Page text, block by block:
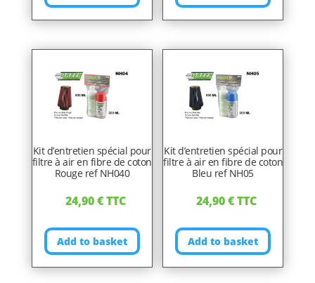
Kit d’entretien spécial pour
filtre à air en fibre de coton
Rouge ref NH040
24,90€TTC
Add to basket
Kit d’entretien spécial pour
filtre à air en fibre de coton
Bleu ref NH05
24,90€TTC
Add to basket